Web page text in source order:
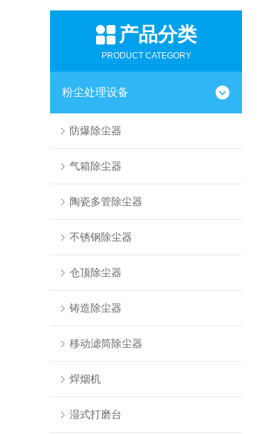
产品分类
PRODUCT CATEGORY
粉尘处理设备
防爆除尘器
气箱除尘器
陶瓷多管除尘器
不锈钢除尘器
仓顶除尘器
铸造除尘器
移动滤筒除尘器
焊烟机
湿式打磨台